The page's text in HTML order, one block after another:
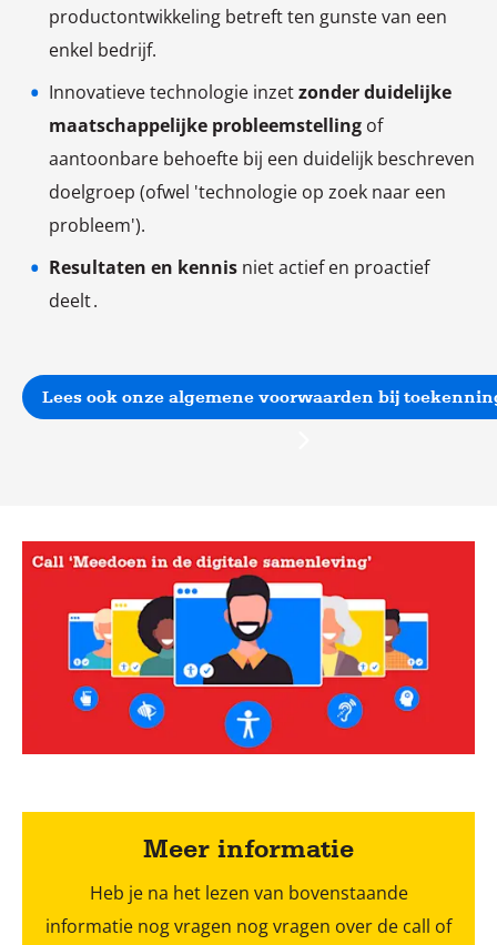
productontwikkeling betreft ten gunste van een
enkel bedrijf.
Innovatieve technologie inzetzonder duidelijke
maatschappelijke probleemstelling of
aantoonbare behoefte bij een duidelijk beschreven
doelgroep (ofwel 'technologie op zoek naar een
probleem').
Resultaten en kennis niet actief en proactief
deelt .
Lees ook onze algemene voorwaarden bij
Meer informatie
Heb je na het lezen van bovenstaande
informatie nog vragen nog vragen over de call of